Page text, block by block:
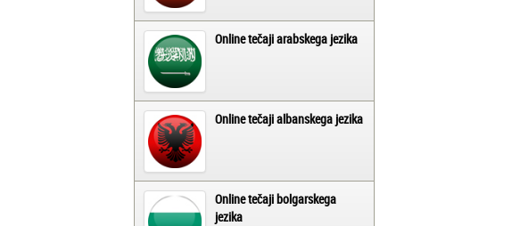
Online tečaji arabskega jezika
Online tečaji albanskega jezika
Online tečaji bolgarskega
jezika